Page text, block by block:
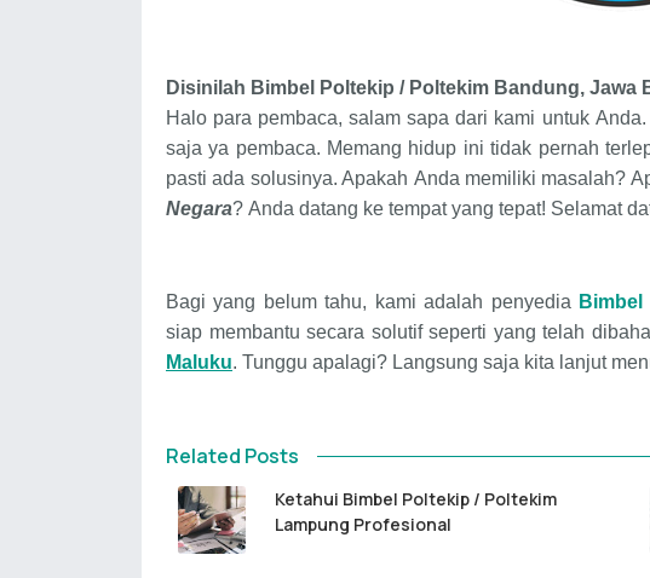
Disinilah Bimbel Poltekip / Poltekim Bandung, Jawa
Halo para pembaca, salam sapa dari kami untuk Anda
saja ya pembaca. Memang hidup ini tidak pernah
pasti ada solusinya. Apakah Anda memiliki masalah?
Negara? Anda datang ke tempat yang tepat! Selamat
Bagi yang belum tahu, kami adalah penyedia
siap membantu secara solutif seperti yang telah
Maluku. Tunggu apalagi? Langsung saja kita lanjut
Related Posts
Ketahui Bimbel Poltekip / Poltekim
Lampung Profesional